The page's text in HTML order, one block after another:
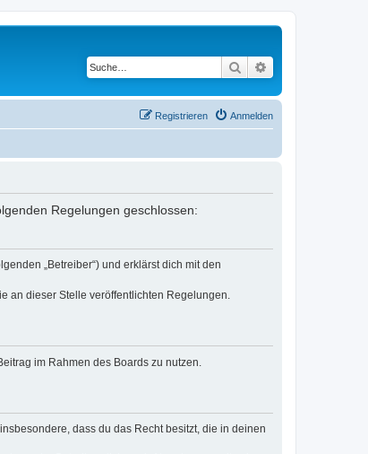
Suche
Anmelden
Registrieren
Regelungen geschlossen:
„Betreiber“) und erklärst dich mit den
an dieser Stelle veröffentlichten Regelungen.
im Rahmen des Boards zu nutzen.
dass du das Recht besitzt, die in deinen